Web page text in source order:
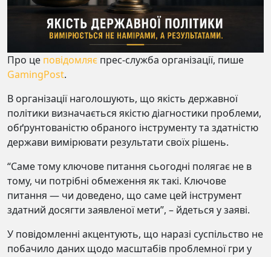
Про це повідомляє прес-служба організації, пише
GamingPost.
В організації наголошують, що якість державної
політики визначається якістю діагностики проблеми,
обґрунтованістю обраного інструменту та здатністю
держави вимірювати результати своїх рішень.
“Саме тому ключове питання сьогодні полягає не в
тому, чи потрібні обмеження як такі. Ключове
питання — чи доведено, що саме цей інструмент
здатний досягти заявленої мети”, – йдеться у заяві.
У повідомленні акцентують, що наразі суспільство не
побачило даних щодо масштабів проблемної гри у